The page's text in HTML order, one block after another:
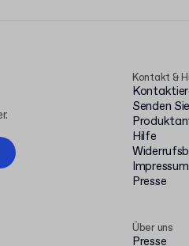
Kontakt &
Senden
Hilfe
Impressum
Presse
Über uns
Presse